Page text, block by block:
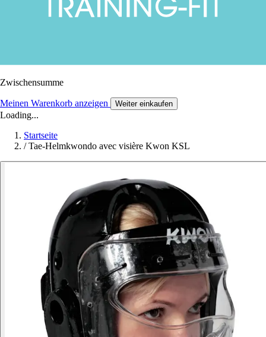
Zwischensumme
Meinen Warenkorb anzeigen Weiter einkaufen
Loading...
Startseite
/ Tae-Helmkwondo avec visière Kwon KSL